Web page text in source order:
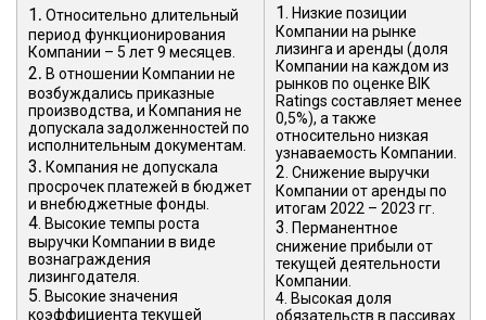
1. Относительно длительный
период функционирования
Компании – 5 лет 9 месяцев.
2. В отношении Компании не
возбуждались приказные
производства, и Компания не
допускала задолженностей по
исполнительным документам.
3. Компания не допускала
просрочек платежей в бюджет
и внебюджетные фонды.
4. Высокие темпы роста
выручки Компании в виде
вознаграждения
лизингодателя.
5 . Высокие значения
коэффициента текущей
1. Низкие позиции
Компании на рынке
лизинга и аренды (доля
Компании на каждом из
рынков по оценке BIK
Ratings составляет менее
0,5%), а также
относительно низкая
узнаваемость Компании.
2 . Снижение выручки
Компании от аренды по
итогам 2022 – 2023 гг.
3 . Перманентное
снижение прибыли от
текущей деятельности
Компании.
4. Высокая доля
обязательств в пассивах